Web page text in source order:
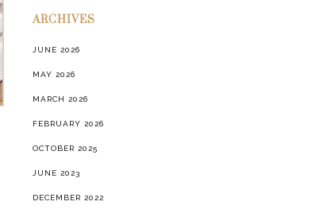
ARCHIVES
JUNE 2026
MAY 2026
MARCH 2026
FEBRUARY 2026
OCTOBER 2025
JUNE 2023
DECEMBER 2022